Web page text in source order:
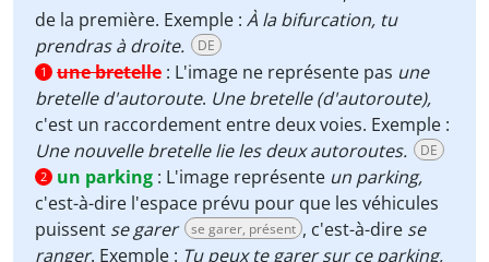
de la première. Exemple : À la bifurcation, tu
prendras à droite.
DE
1 une bretelle : L'image ne représente pas une
bretelle d'autoroute. Une bretelle (d'autoroute),
c'est un raccordement entre deux voies. Exemple :
Une nouvelle bretelle lie les deux autoroutes.
DE
2 un parking : L'image représente un parking,
c'est-à-dire l'espace prévu pour que les véhicules
puissent se garer se garer, présent , c'est-à-dire se
ranger. Exemple : Tu peux te garer sur ce parking,